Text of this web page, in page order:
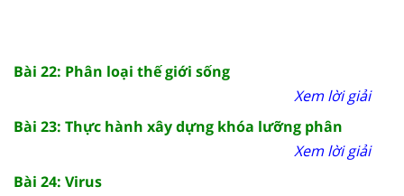
Bài 22: Phân loại thế giới sống
Xem lời giải
Bài 23: Thực hành xây dựng khóa lưỡng phân
Xem lời giải
Bài 24: Virus